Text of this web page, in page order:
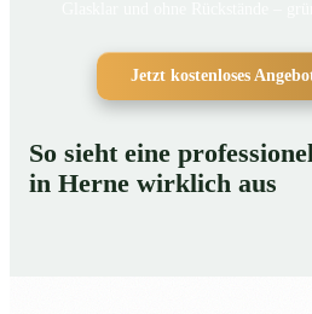
Jetzt kostenloses
So sieht eine
in Herne wirklich aus